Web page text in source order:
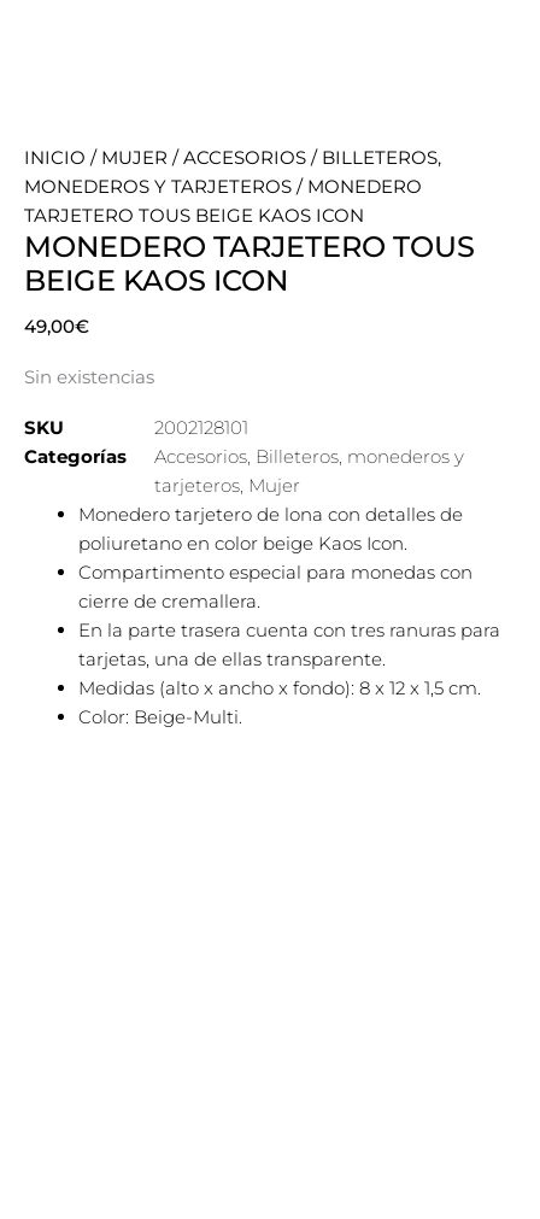
INICIO / MUJER /ACCESORIOS / BILLETEROS,
MONEDEROS Y TARJETEROS / MONEDERO
TARJETERO TOUS BEIGE KAOS ICON
MONEDERO TARJETERO TOUS
BEIGE KAOS ICON
49,00€
Sin existencias
SKU
2002128101
Categorías
Accesorios, Billeteros, monederos y
tarjeteros, Mujer
Monedero tarjetero de lona con detalles de
poliuretano en color beige Kaos Icon.
Compartimento especial para monedas con
cierre de cremallera.
En la parte trasera cuenta con tres ranuras para
tarjetas, una de ellas transparente.
Medidas (alto x ancho x fondo): 8 x 12 x 1,5 cm.
Color: Beige-Multi.